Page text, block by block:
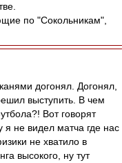
по "Сокольникам",
догонял. Догонял,
выступить. В чем
Вот говорят
я не видел матча где нас
не хватило в
высокого, ну тут